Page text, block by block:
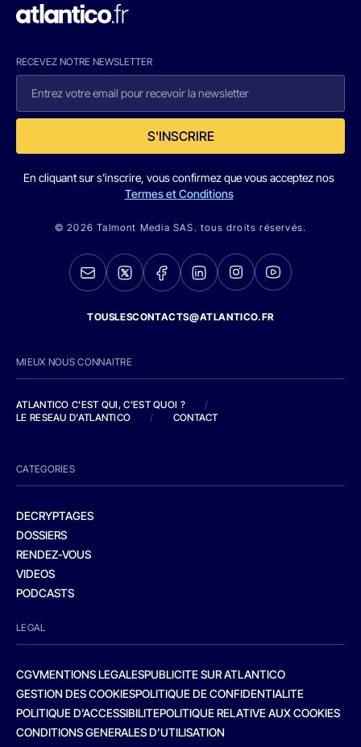
RECEVEZ NOTRE NEWSLETTER
S'INSCRIRE
En cliquant sur s'inscrire, vous confirmez que vous acceptez nos
Termes et Conditions
© 2026 Talmont Media SAS. tous droits réservés.
TOUSLESCONTACTS@ATLANTICO.FR
MIEUX NOUS CONNAITRE
ATLANTICO C'EST QUI, C'EST QUOI ?
/
LE RESEAU D'ATLANTICO
/ CONTACT
CATEGORIES
DECRYPTAGES
DOSSIERS
RENDEZ-VOUS
VIDEOS
PODCASTS
LEGAL
CGVMENTIONS LEGALESPUBLICITE SUR ATLANTICO
GESTION DES COOKIESPOLITIQUE DE CONFIDENTIALITE
POLITIQUE D’ACCESSIBILITEPOLITIQUE RELATIVE AUX COOKIES
CONDITIONS GENERALES D’UTILISATION